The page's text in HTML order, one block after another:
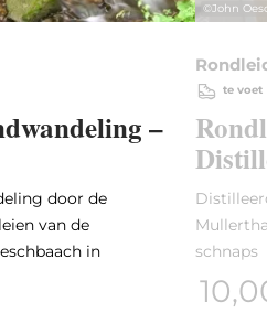
–
door de
van de
in
©John
te voet
schnaps